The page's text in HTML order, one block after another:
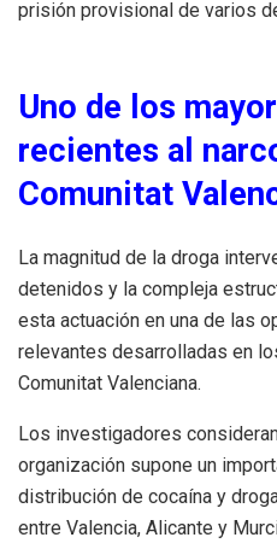
prisión provisional de varios
Uno de los
recientes al
Comunitat
La magnitud de la droga
detenidos y la compleja
esta actuación en una de las
relevantes desarrolladas en
Comunitat Valenciana.
Los investigadores
organización supone un
distribución de cocaína y
entre Valencia, Alicante y